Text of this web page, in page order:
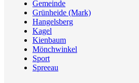
Gemeinde
Grünheide (Mark)
Hangelsberg
Kagel
Kienbaum
Mönchwinkel
Sport
Spreeau